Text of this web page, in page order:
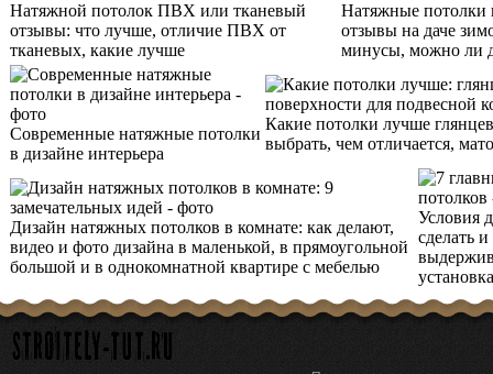
Натяжной потолок ПВХ или тканевый
отзывы: что лучше, отличие ПВХ от
тканевых, какие лучше
Натяжные потолки
отзывы на даче
минусы, можно ли
Современные натяжные потолки
в дизайне интерьера
Какие потолки лучше
выбрать, чем отличается,
Дизайн натяжных потолков в комнате: как делают,
видео и фото дизайна в маленькой, в прямоугольной
большой и в однокомнатной квартире с мебелью
Условия
сделать
установка